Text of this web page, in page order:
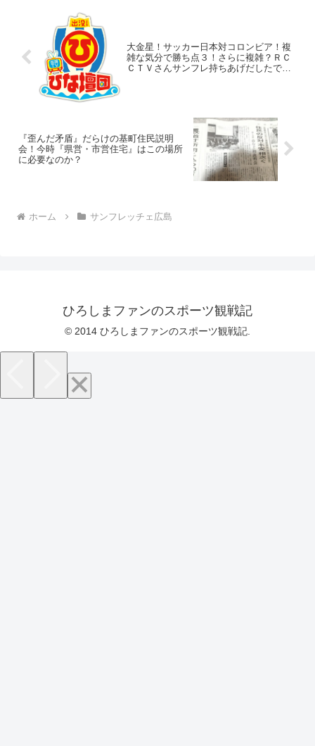
大金星！サッカー日本対コロンビア！複
雑な気分で勝ち点３！さらに複雑？ＲＣ
ＣＴＶさんサンフレ持ちあげだしたで
『歪んだ矛盾』だらけの基町住民説明
会！今時『県営・市営住宅』はこの場所
に必要なのか？
ホーム サンフレッチェ広島
ひろしまファンのスポーツ観戦記
© 2014 ひろしまファンのスポーツ観戦記.